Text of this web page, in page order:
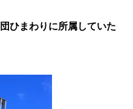
ひまわりに所属していた